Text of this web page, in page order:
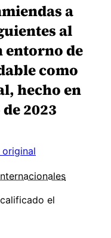
a
al
entorno de
como
hecho en
2023
el